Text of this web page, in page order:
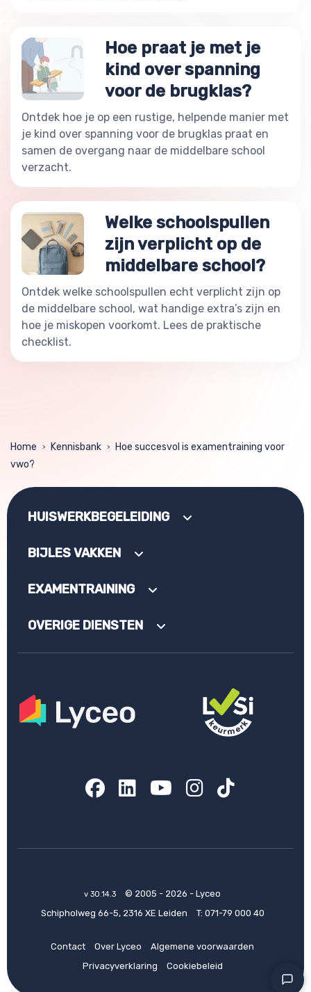
Hoe praat je met je
kind over spanning
voor de brugklas?
Ontdek hoe je op een rustige, helpende manier met
je kind over spanning voor de brugklas praat en
samen de overgang naar de middelbare school
verzacht.
Welke schoolspullen
zijn verplicht op de
middelbare school?
Ontdek welke schoolspullen echt verplicht zijn op
de middelbare school, wat handige extra’s zijn en
hoe je miskopen voorkomt. Lees de praktische
checklist.
Home > Kennisbank >
Hoe succesvol is examentraining voor
vwo?
HUISWERKBEGELEIDING
BIJLES VAKKEN
EXAMENTRAINING
OVERIGE DIENSTEN
Facebook
LinkedIn
YouTube
Instagram
TikTok
v 30.14.3
© 2005 - 2026 - Lyceo
Schipholweg 66-5, 2316 XE Leiden
T: 071-79 000 40
Contact Over Lyceo
Algemene voorwaarden
Privacyverklaring
Cookiebeleid